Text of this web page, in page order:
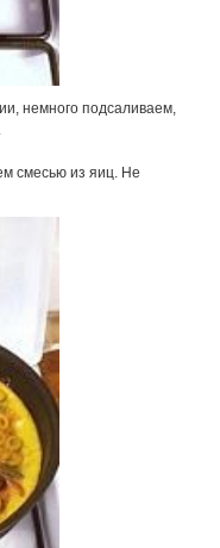
немного подсаливаем,
смесью из яиц. Не